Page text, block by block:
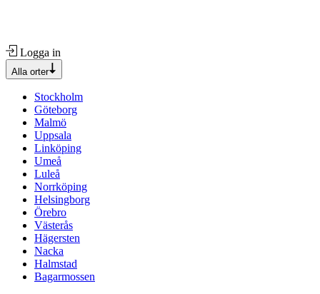
Logga in
Alla orter
Stockholm
Göteborg
Malmö
Uppsala
Linköping
Umeå
Luleå
Norrköping
Helsingborg
Örebro
Västerås
Hägersten
Nacka
Halmstad
Bagarmossen